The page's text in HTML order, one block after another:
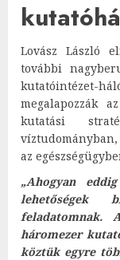
Lovász László
további
kutatóintézet-
megalapozzák
kutatási
víztudományban,
az
„Ahogyan
lehetőségek
feladatomnak.
háromezer
köztük egyre